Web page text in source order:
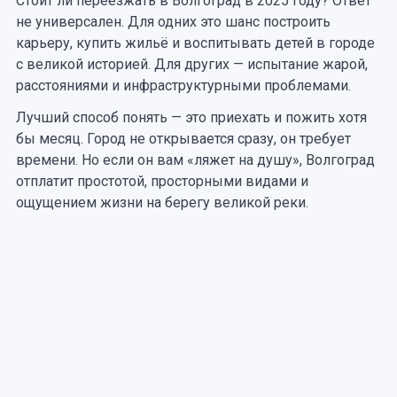
гулять там, где решалась судьба страны.
не универсален. Для одних это шанс построить
карьеру, купить жильё и воспитывать детей в городе
с великой историей. Для других — испытание жарой,
расстояниями и инфраструктурными проблемами.
Лучший способ понять — это приехать и пожить хотя
бы месяц. Город не открывается сразу, он требует
времени. Но если он вам «ляжет на душу», Волгоград
отплатит простотой, просторными видами и
ощущением жизни на берегу великой реки.